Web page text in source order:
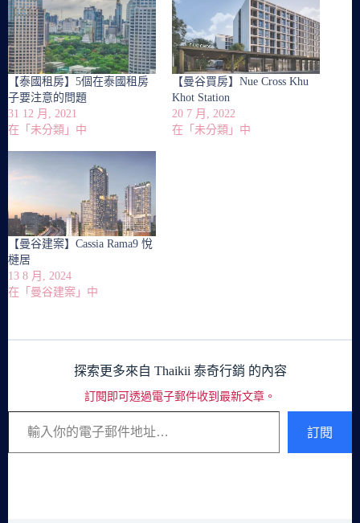
【泰國租房】5個在泰國租房
子要注意的問題
31 12 月, 2021
在「未分類」中
【曼谷買房】Nue Cross Khu
Khot Station
20 7 月, 2022
在「未分類」中
【曼谷建案】Cassia Rama9 悅
槤居
13 8 月, 2024
在「曼谷建案」中
探索更多來自 Thaikii 泰奇行銷 的內容
訂閱即可透過電子郵件收到最新文章。
輸入你的電子郵件地址…
訂閱